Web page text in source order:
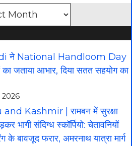
ने National Handloom Day
जताया आभार, दिया सतत सहयोग का
2026
Kashmir | रामबन में सुरक्षा
भागी संदिग्ध स्कॉर्पियो: चेतावनियों
के बावजूद फरार, अमरनाथ यात्रा मार्ग